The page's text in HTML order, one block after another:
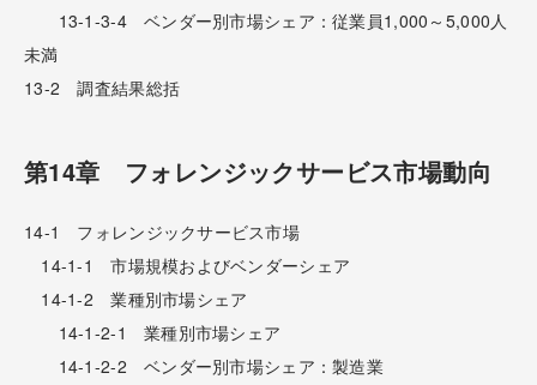
13-1-3-4 ベンダー別市場シェア：従業員1,000～5,000人
未満
13-2 調査結果総括
第14章 フォレンジックサービス市場動向
14-1 フォレンジックサービス市場
14-1-1 市場規模およびベンダーシェア
14-1-2 業種別市場シェア
14-1-2-1 業種別市場シェア
14-1-2-2 ベンダー別市場シェア：製造業